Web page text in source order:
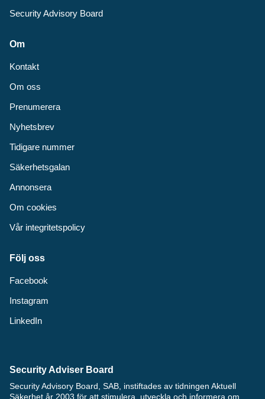
Security Advisory Board
Om
Kontakt
Om oss
Prenumerera
Nyhetsbrev
Tidigare nummer
Säkerhetsgalan
Annonsera
Om cookies
Vår integritetspolicy
Följ oss
Facebook
Instagram
LinkedIn
Security Adviser Board
Security Advisory Board, SAB, instiftades av tidningen Aktuell
Säkerhet år 2003 för att stimulera, utveckla och informera om